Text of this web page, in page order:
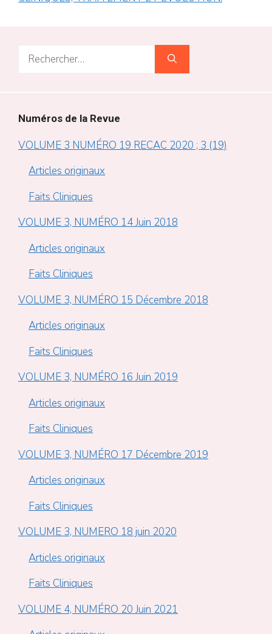
Rechercher :
Numéros de la Revue
VOLUME 3 NUMÉRO 19 RECAC 2020 ; 3 (19)
Articles originaux
Faits Cliniques
VOLUME 3, NUMÉRO 14 Juin 2018
Articles originaux
Faits Cliniques
VOLUME 3, NUMÉRO 15 Décembre 2018
Articles originaux
Faits Cliniques
VOLUME 3, NUMÉRO 16 Juin 2019
Articles originaux
Faits Cliniques
VOLUME 3, NUMÉRO 17 Décembre 2019
Articles originaux
Faits Cliniques
VOLUME 3, NUMERO 18 juin 2020
Articles originaux
Faits Cliniques
VOLUME 4, NUMÉRO 20 Juin 2021